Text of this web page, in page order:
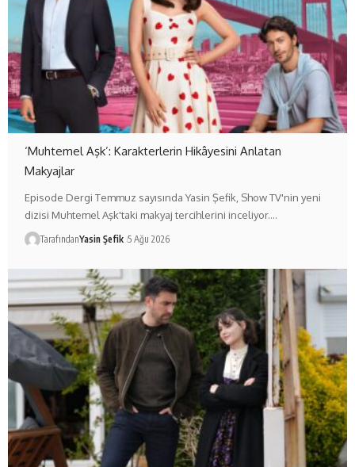
‘Muhtemel Aşk’: Karakterlerin Hikâyesini Anlatan
Makyajlar
Episode Dergi Temmuz sayısında Yasin Şefik, Show TV'nin yeni
dizisi Muhtemel Aşk'taki makyaj tercihlerini inceliyor.…
TarafındanYasin Şefik 5 Ağu 2026